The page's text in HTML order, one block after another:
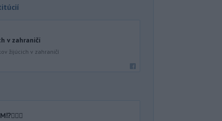
v zahraničí
žijúcich v zahraničí